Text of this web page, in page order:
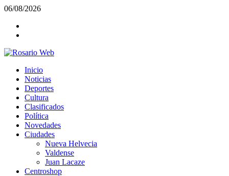
Saltar
contenido
06/08/2026
Rosario Web
Todas la noticias de Rosario y la zona
Inicio
Noticias
Deportes
Cultura
Clasificados
Política
Novedades
Ciudades
Nueva Helvecia
Valdense
Juan Lacaze
Centroshop